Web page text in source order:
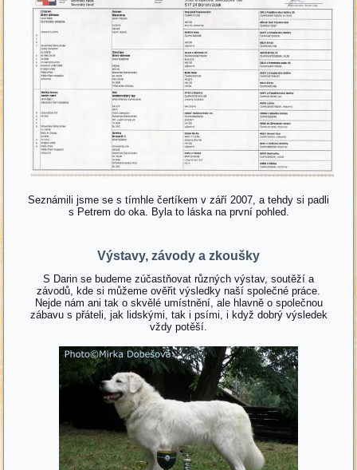
Seznámili jsme se s tímhle čertíkem v září 2007, a tehdy si padli
s Petrem do oka. Byla to láska na první pohled.
Výstavy, závody a zkoušky
S Darin se budeme zúčastňovat různých výstav, soutěží a
závodů, kde si můžeme ověřit výsledky naší společné práce.
Nejde nám ani tak o skvělé umístnění, ale hlavně o společnou
zábavu s přáteli, jak lidskými, tak i psími, i když dobrý výsledek
vždy potěší.